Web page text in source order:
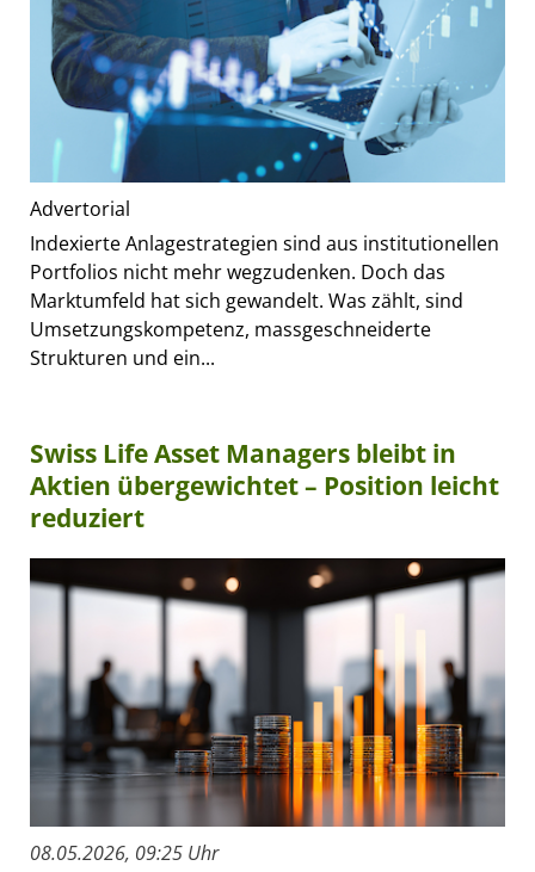
Advertorial
Indexierte Anlagestrategien sind aus institutionellen
Portfolios nicht mehr wegzudenken. Doch das
Marktumfeld hat sich gewandelt. Was zählt, sind
Umsetzungskompetenz, massgeschneiderte
Strukturen und ein...
Swiss Life Asset Managers bleibt in
Aktien übergewichtet – Position leicht
reduziert
08.05.2026, 09:25 Uhr